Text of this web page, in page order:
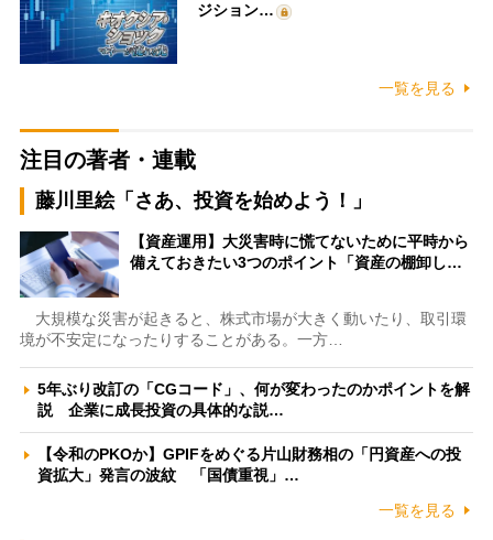
ジション…
一覧を見る
注目の著者・連載
藤川里絵「さあ、投資を始めよう！」
【資産運用】大災害時に慌てないために平時から
備えておきたい3つのポイント「資産の棚卸し…
大規模な災害が起きると、株式市場が大きく動いたり、取引環
境が不安定になったりすることがある。一方…
5年ぶり改訂の「CGコード」、何が変わったのかポイントを解
説 企業に成長投資の具体的な説…
【令和のPKOか】GPIFをめぐる片山財務相の「円資産への投
資拡大」発言の波紋 「国債重視」…
一覧を見る